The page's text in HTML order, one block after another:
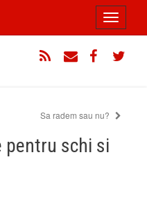
Toggle
Sa radem sau nu?
pentru schi si